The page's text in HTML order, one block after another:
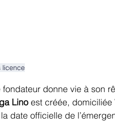
licence
fondateur donne vie à son
Lino est créée, domiciliée
date officielle de